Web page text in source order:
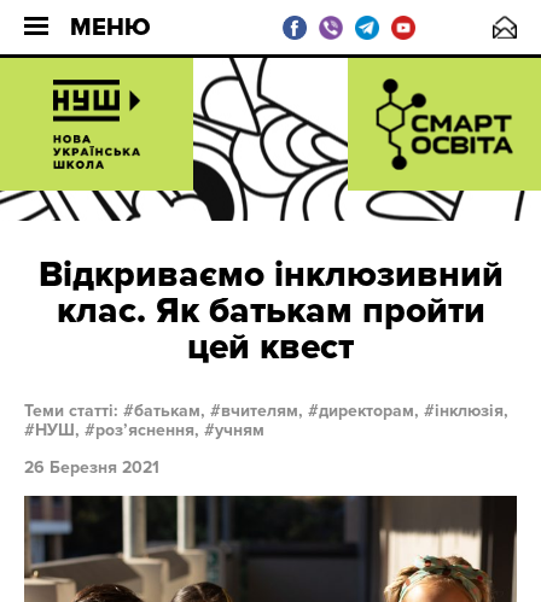
МЕНЮ
Відкриваємо інклюзивний
клас. Як батькам пройти
цей квест
Теми статті: батькам, вчителям, директорам,
інклюзія,
НУШ,
розʼяснення,
учням
26 Березня 2021